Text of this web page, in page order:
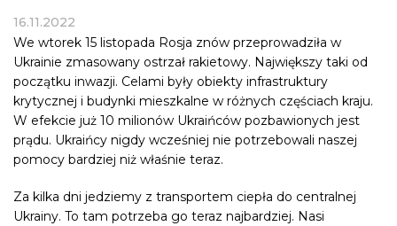
16.11.2022
We wtorek 15 listopada Rosja znów przeprowadziła w
Ukrainie zmasowany ostrzał rakietowy. Największy taki od
początku inwazji. Celami były obiekty infrastruktury
krytycznej i budynki mieszkalne w różnych częściach kraju.
W efekcie już 10 milionów Ukraińców pozbawionych jest
prądu. Ukraińcy nigdy wcześniej nie potrzebowali naszej
pomocy bardziej niż właśnie teraz.
Za kilka dni jedziemy z transportem ciepła do centralnej
Ukrainy. To tam potrzeba go teraz najbardziej. Nasi